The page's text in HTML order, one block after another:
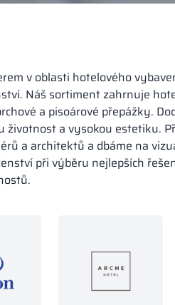
v oblasti hotelového
Náš sortiment zahrnuje
a pisoárové přepážky.
a vysokou estetiku.
a architektů a dbáme na
při výběru nejlepších